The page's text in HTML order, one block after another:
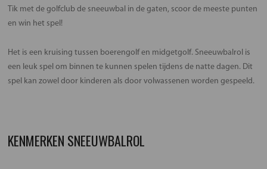
Tik met de golfclub de sneeuwbal in de gaten, scoor de meeste punten
en win het spel!
Het is een kruising tussen boerengolf en midgetgolf. Sneeuwbalrol is
een leuk spel om binnen te kunnen spelen tijdens de natte dagen. Dit
spel kan zowel door kinderen als door volwassenen worden gespeeld.
KENMERKEN SNEEUWBALROL